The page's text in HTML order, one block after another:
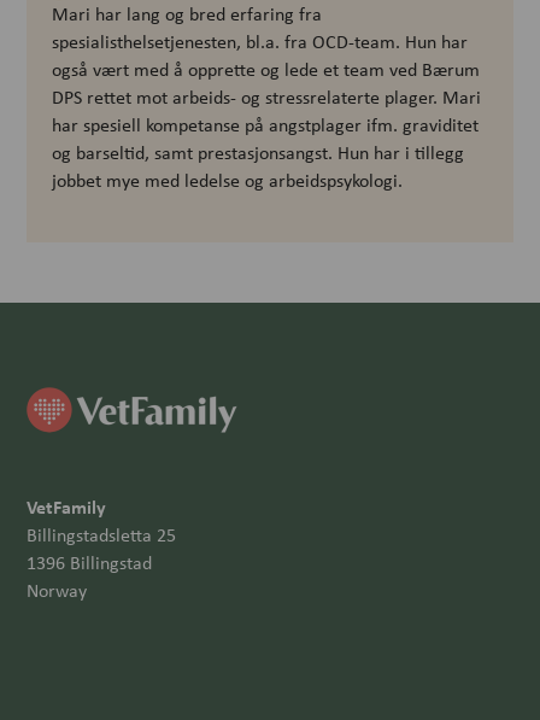
Mari har lang og bred erfaring fra
spesialisthelsetjenesten, bl.a. fra OCD-team. Hun har
også vært med å opprette og lede et team ved Bærum
DPS rettet mot arbeids- og stressrelaterte plager. Mari
har spesiell kompetanse på angstplager ifm. graviditet
og barseltid, samt prestasjonsangst. Hun har i tillegg
jobbet mye med ledelse og arbeidspsykologi.
VetFamily
Billingstadsletta 25
1396 Billingstad
Norway